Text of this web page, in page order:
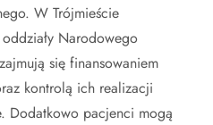
W Trójmieście
Narodowego
się finansowaniem
kontrolą ich realizacji
Dodatkowo pacjenci mogą